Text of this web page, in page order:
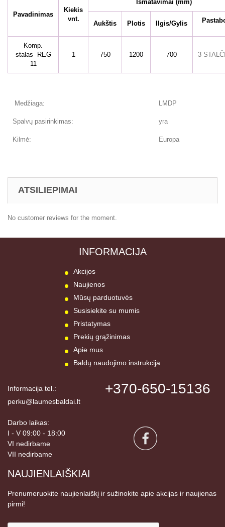
Pavadinimas
Kiekis
vnt.
Išmatavimai (mm)
Aukštis Plotis Ilgis/Gylis
Komp.
stalas REG
11
1 750 1200 700 3
Medžiaga: LMDP
Spalvų pasirinkimas: yra
Kilmė: Europa
ATSILIEPIMAI
No customer reviews for the moment.
INFORMACIJA
Akcijos
Naujienos
Mūsų parduotuvės
Susisiekite su mumis
Pristatymas
Prekių grąžinimas
Apie mus
Baldų naudojimo instrukcija
Informacija tel.: +370-650-15136
perku@laumesbaldai.lt
Darbo laikas:
I - V 09:00 - 18:00
VI nedirbame
VII nedirbame
NAUJIENLAIŠKIAI
Prenumeruokite naujienlaiškį ir sužinokite apie akcijas ir naujienas
pirmi!